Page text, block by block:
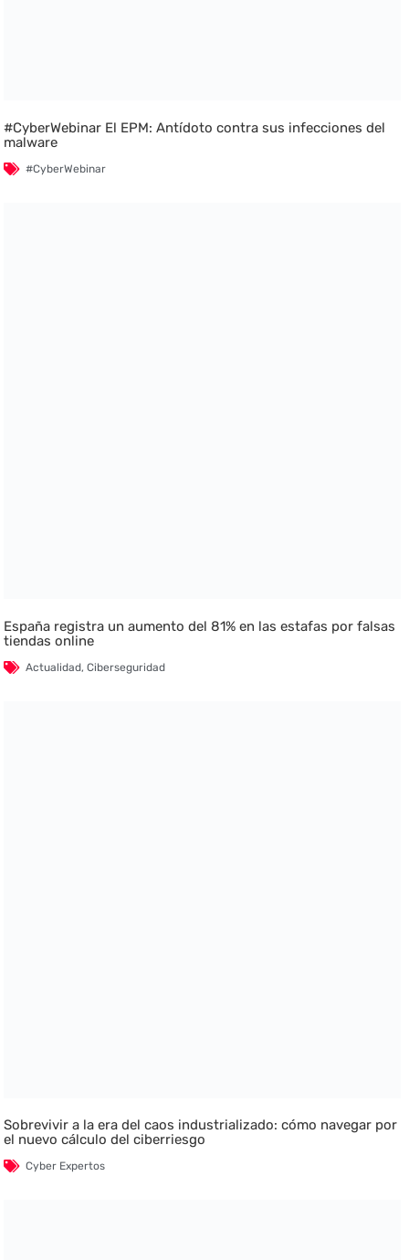
#CyberWebinar El EPM: Antídoto contra sus infecciones del
malware
#CyberWebinar
España registra un aumento del 81% en las estafas por falsas
tiendas online
Actualidad,Ciberseguridad
Sobrevivir a la era del caos industrializado: cómo navegar por
el nuevo cálculo del ciberriesgo
Cyber Expertos